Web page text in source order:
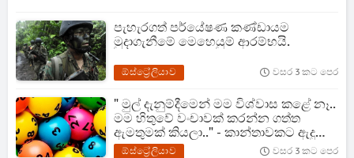
පැහැරගත් පර්යේෂණ කණ්ඩායම
මුදාගැනීමේ මෙහෙයුම් ආරම්භයි.
ඕස්ට්‍රේලියාව වසර 3 කට පෙර
" මුල් දැනුම්දීමෙන් මම විශ්වාස කළේ නෑ..
මම හිතුවේ වංචාවක් කරන්න ගත්ත
ඇමතුමක් කියලා.." - කාන්තාවකට ඇදුණු
ලොකුම ලොතරැයිය..
ඕස්ට්‍රේලියාව වසර 3 කට පෙර